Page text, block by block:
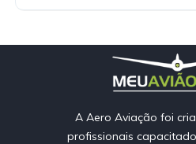
A Aero Aviação foi
profissionais